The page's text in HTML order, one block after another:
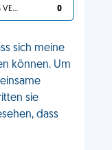
DU HAST ES VERDIENT 0
sich meine
können. Um
sie
dass